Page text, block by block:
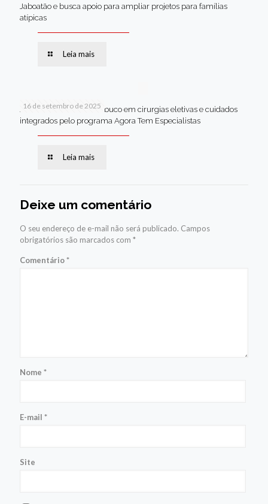
Jaboatão e busca apoio para ampliar projetos para famílias
atípicas
Leia mais
16 de setembro de 2025
Jaboatão lidera Pernambuco em cirurgias eletivas e cuidados
integrados pelo programa Agora Tem Especialistas
Leia mais
Deixe um comentário
O seu endereço de e-mail não será publicado. Campos
obrigatórios são marcados com *
Comentário*
Nome *
E-mail *
Site